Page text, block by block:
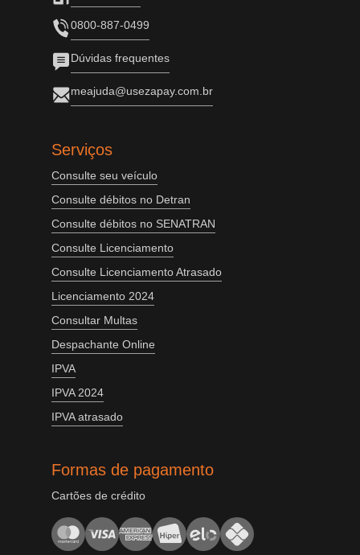
0800-887-0499
Dúvidas frequentes
meajuda@usezapay.com.br
Serviços
Consulte seu veículo
Consulte débitos no Detran
Consulte débitos no SENATRAN
Consulte Licenciamento
Consulte Licenciamento Atrasado
Licenciamento 2024
Consultar Multas
Despachante Online
IPVA
IPVA 2024
IPVA atrasado
Formas de pagamento
Cartões de crédito